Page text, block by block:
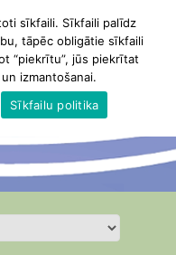
sīkfaili. Sīkfaili palīdz
tāpēc obligātie sīkfaili
“piekrītu”, jūs piekrītat
izmantošanai.
Sīkfailu politika